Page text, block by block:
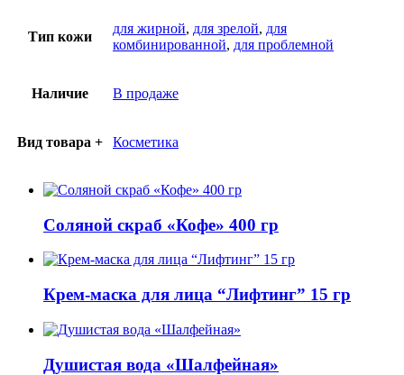
Тип кожи
для жирной, для зрелой, для
комбинированной, для проблемной
Наличие В продаже
Вид товара + Косметика
Соляной скраб «Кофе» 400 гр
Крем-маска для лица “Лифтинг” 15 гр
Душистая вода «Шалфейная»